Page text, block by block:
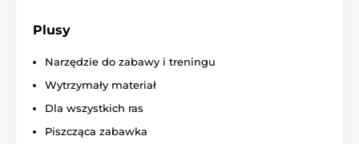
Plusy
Narzędzie do zabawy i treningu
Wytrzymały materiał
Dla wszystkich ras
Piszcząca zabawka